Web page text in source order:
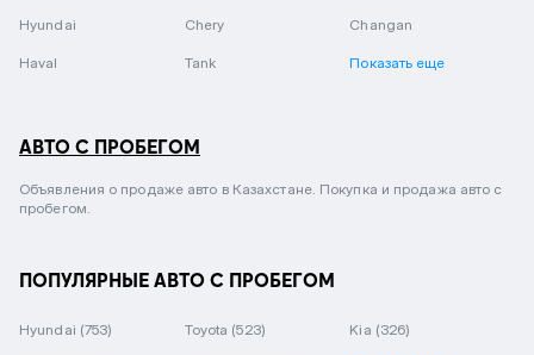
Hyundai Chery Changan
Haval Tank Показать еще
АВТО С ПРОБЕГОМ
Объявления о продаже авто в Казахстане. Покупка и продажа авто с
пробегом.
ПОПУЛЯРНЫЕ АВТО С ПРОБЕГОМ
Hyundai (753) Toyota (523) Kia (326)